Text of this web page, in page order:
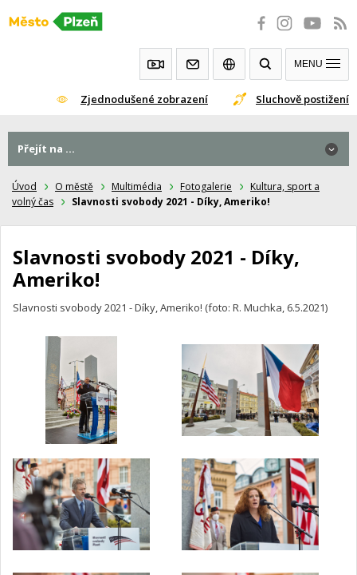
Přeskočit
Zjednodušené zobrazení Sluchově postižení
MENU
Úvod O městě Multimédia Fotogalerie
Kultura, sport a
volný čas
Slavnosti svobody 2021 - Díky, Ameriko!
Slavnosti svobody 2021 - Díky,
Ameriko!
Slavnosti svobody 2021 - Díky, Ameriko! (foto: R. Muchka, 6.5.2021)
Přejít na ...
Přejít na ...